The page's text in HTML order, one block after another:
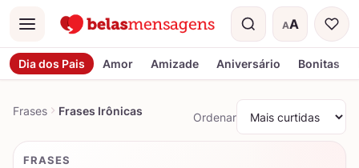
Menu AA
Tamanho do
Dia dos Pais Amor Amizade Aniversário Bonitas
Frases Frases Irônicas Ordenar
FRASES